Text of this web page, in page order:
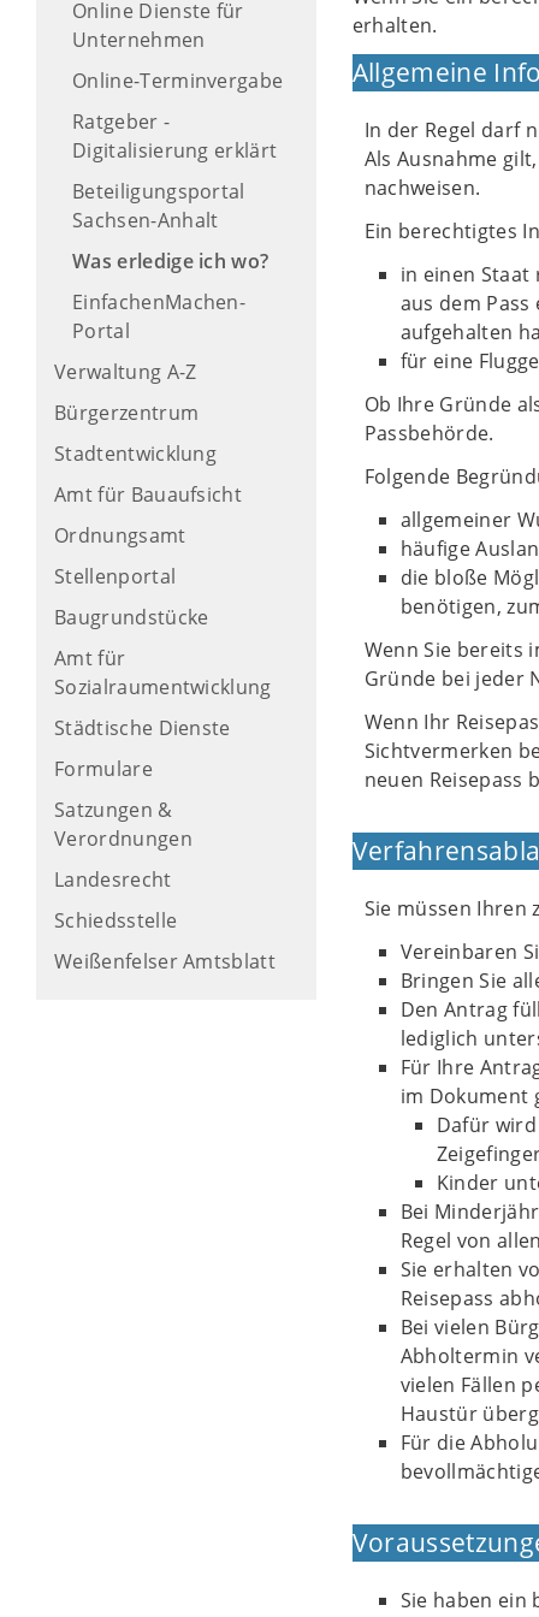
Online Dienste für
Unternehmen
Online-Terminvergabe
Ratgeber -
Digitalisierung erklärt
Beteiligungsportal
Sachsen-Anhalt
Was erledige ich wo?
EinfachenMachen-
Portal
Verwaltung A-Z
Bürgerzentrum
Stadtentwicklung
Amt für Bauaufsicht
Ordnungsamt
Stellenportal
Baugrundstücke
Amt für
Sozialraumentwicklung
Städtische Dienste
Formulare
Satzungen &
Verordnungen
Landesrecht
Schiedsstelle
Weißenfelser Amtsblatt
erhalten.
Allgemeine
In der Regel darf
Als Ausnahme
nachweisen.
Ein berechtigtes
in einen
aus dem
aufgehalten
für eine
Ob Ihre Gründe
Passbehörde.
Folgende
allgemeiner
häufige
die bloße
benötigen,
Wenn Sie bereits
Gründe bei jeder
Wenn Ihr
Sichtvermerken
neuen Reisepass
Sie müssen Ihren
Vereinbaren
Bringen Sie
Den Antrag
lediglich
Für Ihre
im Dokument
Dafür
Kinder
Bei
Regel von
Sie erhalten
Reisepass
Bei vielen
Abholtermin
vielen Fällen
Haustür
Für die
Sie haben ein